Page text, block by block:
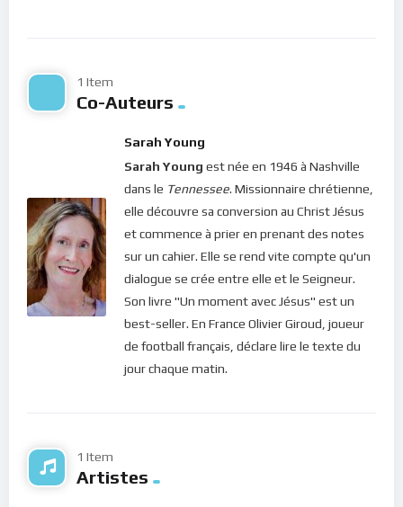
1 Item
Co-Auteurs
Sarah Young
Sarah Young est née en 1946 à Nashville
dans le Tennessee. Missionnaire chrétienne,
elle découvre sa conversion au Christ Jésus
et commence à prier en prenant des notes
sur un cahier. Elle se rend vite compte qu'un
dialogue se crée entre elle et le Seigneur.
Son livre "Un moment avec Jésus" est un
best-seller. En France Olivier Giroud, joueur
de football français, déclare lire le texte du
jour chaque matin.
1 Item
Artistes